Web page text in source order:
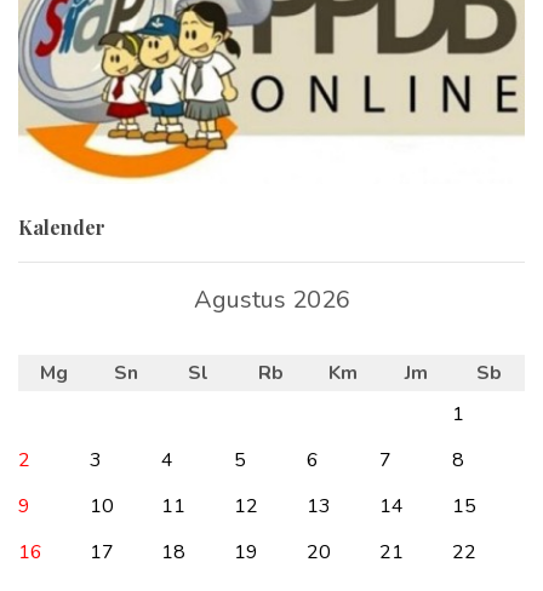
Kalender
Agustus 2026
Mg Sn Sl Rb Km Jm
Sb
1
2
3 4 5 6 7
8
9
10 11 12 13 14
15
16
17 18 19 20 21
22